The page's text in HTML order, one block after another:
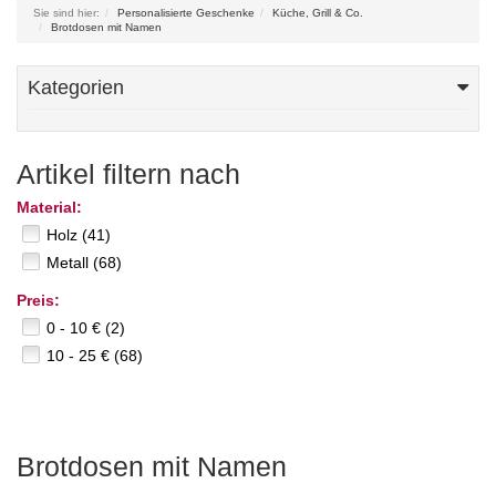
Sie sind hier: Personalisierte Geschenke
Küche, Grill & Co.
Brotdosen mit Namen
Kategorien
Artikel filtern nach
Material:
Holz (41)
Metall (68)
Preis:
0 - 10 € (2)
10 - 25 € (68)
Brotdosen mit Namen